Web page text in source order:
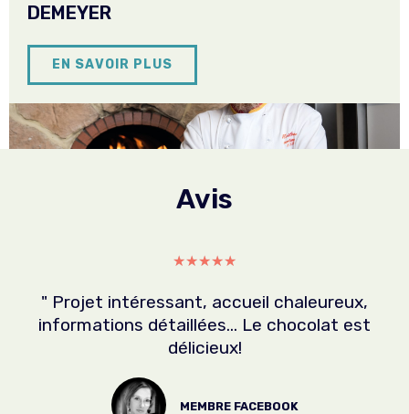
DEMEYER
EN SAVOIR PLUS
Avis
★★★★★
" Projet intéressant, accueil chaleureux,
informations détaillées... Le chocolat est
délicieux!
MEMBRE FACEBOOK